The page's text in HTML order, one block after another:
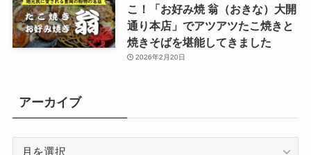
こ！「お好み焼 翁（おきな）大開
通り本店」でアツアツたこ焼きと
焼きそばを堪能してきました
2026年2月20日
アーカイブ